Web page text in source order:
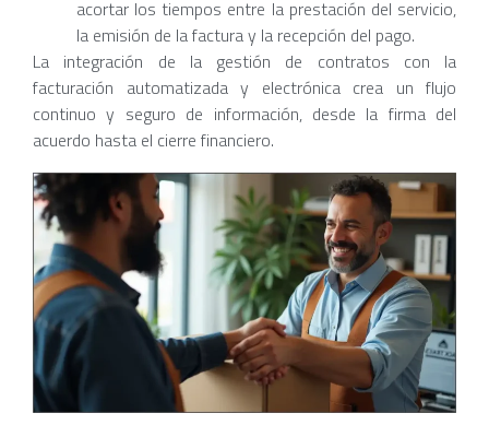
acortar los tiempos entre la prestación del servicio,
la emisión de la factura y la recepción del pago.
La integración de la gestión de contratos con la
facturación automatizada y electrónica crea un flujo
continuo y seguro de información, desde la firma del
acuerdo hasta el cierre financiero.